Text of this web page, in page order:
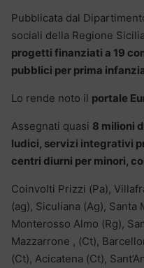
Pubblicata dal
sociali della Regione
progetti finanziati a 19
pubblici per prima
Lo rende noto il portale
Assegnati quasi 8 milioni
ludici, servizi integrativi
centri diurni per minori,
Coinvolti Prizzi (Pa),
(ag), Siculiana (Ag), Santa
Monterosso Almo (Rg),
Mazzarrone , (Ct),
(Ct), Acicatena (Ct),